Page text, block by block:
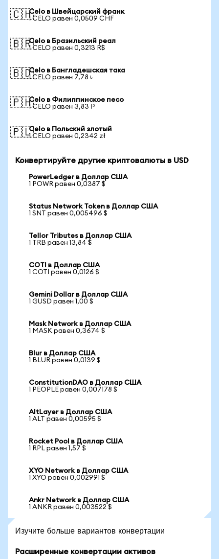
🇨🇭Celo в Швейцарский франк
1 CELO равен 0,0509 CHF
🇧🇷Celo в Бразильский реал
1 CELO равен 0,3213 R$
🇧🇩Celo в Бангладешская така
1 CELO равен 7,78 ৳
🇵🇭Celo в Филиппинское песо
1 CELO равен 3,83 ₱
🇵🇱Celo в Польский злотый
1 CELO равен 0,2342 zł
Конвертируйте другие криптовалюты в USD
PowerLedger в Доллар США
1 POWR равен 0,0387 $
Status Network Token в Доллар США
1 SNT равен 0,005496 $
Tellor Tributes в Доллар США
1 TRB равен 13,84 $
COTI в Доллар США
1 COTI равен 0,0126 $
Gemini Dollar в Доллар США
1 GUSD равен 1,00 $
Mask Network в Доллар США
1 MASK равен 0,3674 $
Blur в Доллар США
1 BLUR равен 0,0139 $
ConstitutionDAO в Доллар США
1 PEOPLE равен 0,007178 $
AltLayer в Доллар США
1 ALT равен 0,00595 $
Rocket Pool в Доллар США
1 RPL равен 1,57 $
XYO Network в Доллар США
1 XYO равен 0,002991 $
Ankr Network в Доллар США
1 ANKR равен 0,003522 $
Изучите больше вариантов конвертации
Расширенные конвертации активов